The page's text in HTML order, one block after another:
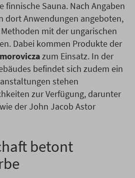
finnische Sauna. Nach Angaben
dort Anwendungen angeboten,
mit der ungarischen
Dabei kommen Produkte der
zum Einsatz. In der
befindet sich zudem ein
stehen
zur Verfügung, darunter
der John Jacob Astor
betont